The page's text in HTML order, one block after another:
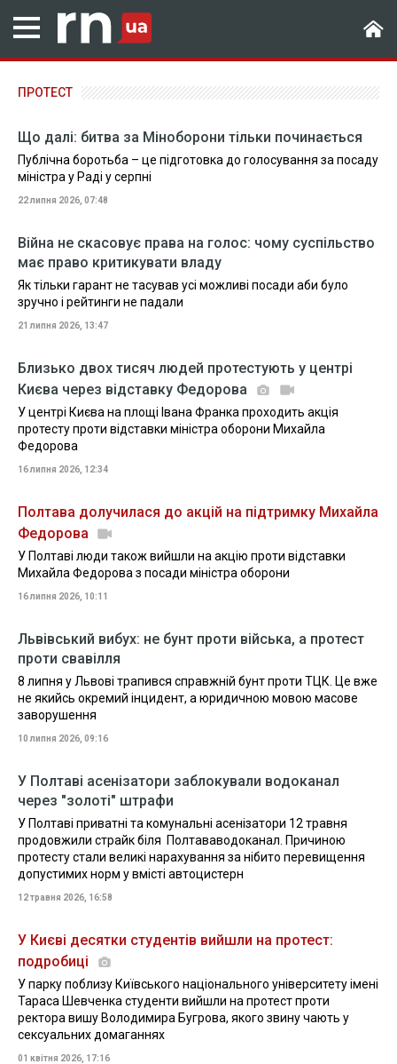
ПРОТЕСТ
Що далі: битва за Міноборони тільки починається
Публічна боротьба – це підготовка до голосування за посаду
міністра у Раді у серпні
22 липня 2026, 07:48
Війна не скасовує права на голос: чому суспільство
має право критикувати владу
Як тільки гарант не тасував усі можливі посади аби було
зручно і рейтинги не падали
21 липня 2026, 13:47
Близько двох тисяч людей протестують у центрі
Києва через відставку Федорова
У центрі Києва на площі Івана Франка проходить акція
протесту проти відставки міністра оборони Михайла
Федорова
16 липня 2026, 12:34
Полтава долучилася до акцій на підтримку Михайла
Федорова
У Полтаві люди також вийшли на акцію проти відставки
Михайла Федорова з посади міністра оборони
16 липня 2026, 10:11
Львівський вибух: не бунт проти війська, а протест
проти свавілля
8 липня у Львові трапився справжній бунт проти ТЦК. Це вже
не якийсь окремий інцидент, а юридичною мовою масове
заворушення
10 липня 2026, 09:16
У Полтаві асенізатори заблокували водоканал
через "золоті" штрафи
У Полтаві приватні та комунальні асенізатори 12 травня
продовжили страйк біля Полтававодоканал. Причиною
протесту стали великі нарахування за нібито перевищення
допустимих норм у вмісті автоцистерн
12 травня 2026, 16:58
У Києві десятки студентів вийшли на протест:
подробиці
У парку поблизу Київського національного університету імені
Тараса Шевченка студенти вийшли на протест проти
ректора вишу Володимира Бугрова, якого звину чають у
сексуальних домаганнях
01 квітня 2026, 17:16